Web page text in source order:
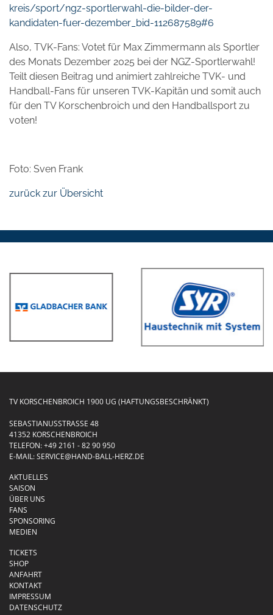
kreis/sport/ngz-sportlerwahl-die-bilder-der-
kandidaten-fuer-dezember_bid-112687589#6
Also, TVK-Fans: Votet für Max Zimmermann als Sportler
des Monats Dezember 2025 bei der NGZ-Sportlerwahl!
Teilt diesen Beitrag und animiert zahlreiche TVK- und
Handball-Fans für unseren TVK-Kapitän und somit auch
für den TV Korschenbroich und den Handballsport zu
voten!
Foto: Sven Frank
zurück zur Übersicht
TV KORSCHENBROICH 1900 UG (HAFTUNGSBESCHRÄNKT)
SEBASTIANUSSTRASSE 48
41352 KORSCHENBROICH
TELEFON:+49 2161 - 82 90 950
E-MAIL:SERVICE@HAND-BALL-HERZ.DE
AKTUELLES
SAISON
ÜBER UNS
FANS
SPONSORING
MEDIEN
TICKETS
SHOP
ANFAHRT
KONTAKT
IMPRESSUM
DATENSCHUTZ